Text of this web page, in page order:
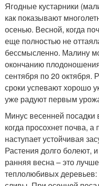
Ягодные кустарники
как показывают
осенью. Весной, когда
еще полностью не
бессмысленно. Малину
окончанию
сентября по 20 октября.
сроки успевают хорошо
уже радуют первым
Минус весенней посадки
когда просохнет почва,
наступает устойчивая
Растения долго болеют,
ранняя весна – это
теплолюбивых